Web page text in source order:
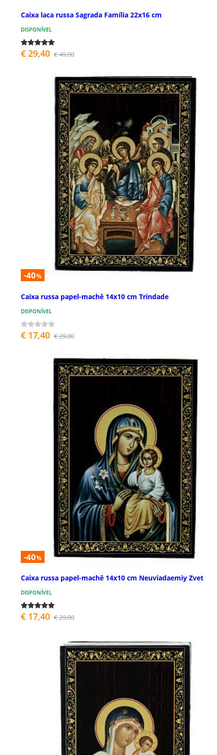
Caixa laca russa Sagrada Família 22x16 cm
DISPONÍVEL
€ 29,40 € 49,00
-40%
Caixa russa papel-machê 14x10 cm Trindade
DISPONÍVEL
€ 17,40 € 29,00
-40%
Caixa russa papel-machê 14x10 cm Neuviadaemiy Zvet
DISPONÍVEL
€ 17,40 € 29,00